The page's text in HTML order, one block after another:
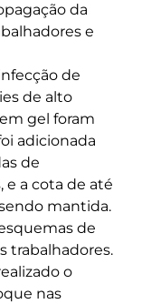
da
e
de
de alto
gel foram
adicionada
de
a cota de até
mantida.
de
trabalhadores.
o
nas